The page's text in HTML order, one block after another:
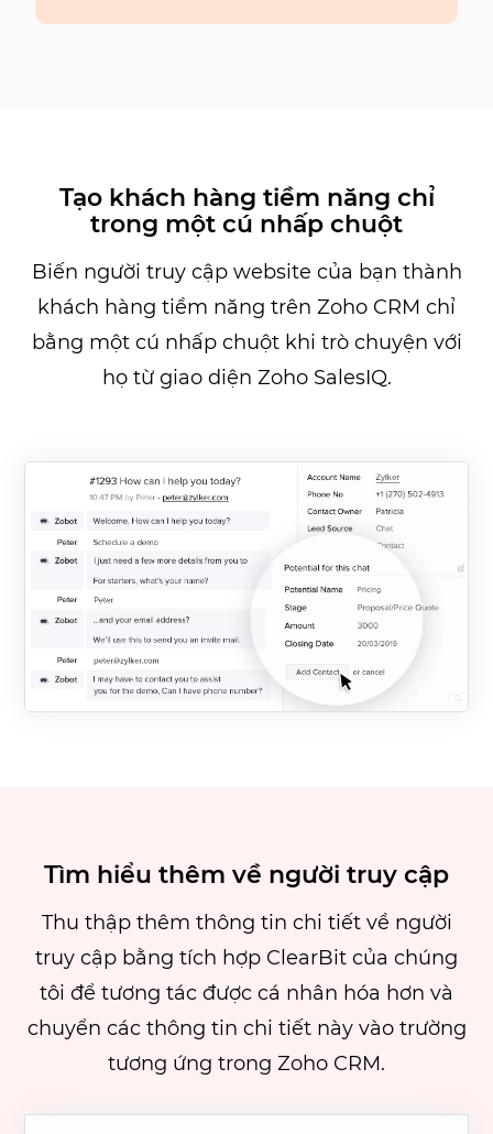
Tạo khách hàng tiềm năng chỉ
trong một cú nhấp chuột
Biến người truy cập website của bạn thành
khách hàng tiềm năng trên Zoho CRM chỉ
bằng một cú nhấp chuột khi trò chuyện với
họ từ giao diện Zoho SalesIQ.
Tìm hiểu thêm về người truy cập
Thu thập thêm thông tin chi tiết về người
truy cập bằng tích hợp ClearBit của chúng
tôi để tương tác được cá nhân hóa hơn và
chuyển các thông tin chi tiết này vào trường
tương ứng trong Zoho CRM.